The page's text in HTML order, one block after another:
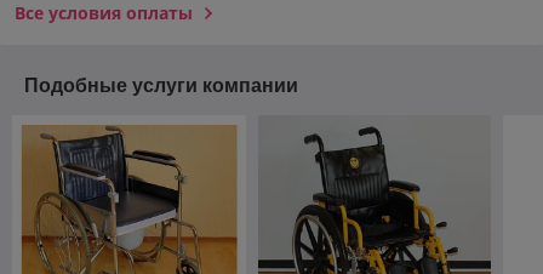
Все условия оплаты
Подобные услуги компании